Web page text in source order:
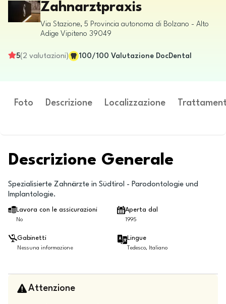
Zahnarztpraxis
Via Stazione, 5 Provincia autonoma di Bolzano - Alto
Adige Vipiteno 39049
5( 2 valutazioni) 100/100 Valutazione DocDental
Foto Descrizione Localizzazione
Descrizione Generale
Spezialisierte Zahnärzte in Südtirol - Parodontologie und
Implantologie.
Lavora con le assicurazioni
No
Aperta dal
1995
Gabinetti
Nessuna informazione
Lingue
Tedesco, Italiano
Attenzione